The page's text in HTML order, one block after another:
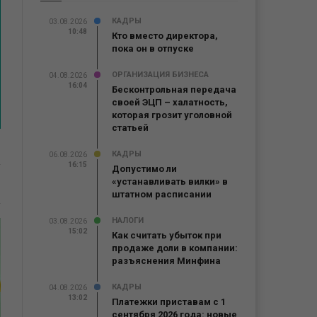
03.08.2026
10:48
КАДРЫ
Кто вместо директора,
пока он в отпуске
04.08.2026
16:04
ОРГАНИЗАЦИЯ БИЗНЕСА
Бесконтрольная передача
своей ЭЦП – халатность,
которая грозит уголовной
статьей
06.08.2026
16:15
КАДРЫ
Допустимо ли
«устанавливать вилки» в
штатном расписании
03.08.2026
15:02
НАЛОГИ
Как считать убыток при
продаже доли в компании:
разъяснения Минфина
04.08.2026
13:02
КАДРЫ
Платежки приставам с 1
сентября 2026 года: новые